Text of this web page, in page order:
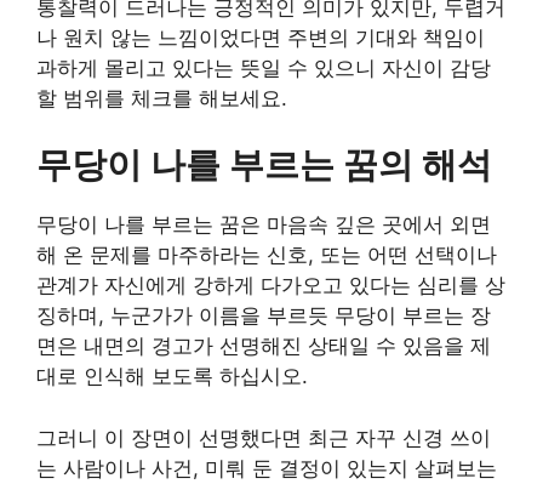
통찰력이 드러나는 긍정적인 의미가 있지만, 두렵거
나 원치 않는 느낌이었다면 주변의 기대와 책임이
과하게 몰리고 있다는 뜻일 수 있으니 자신이 감당
할 범위를 체크를 해보세요.
무당이 나를 부르는 꿈의 해석
무당이 나를 부르는 꿈은 마음속 깊은 곳에서 외면
해 온 문제를 마주하라는 신호, 또는 어떤 선택이나
관계가 자신에게 강하게 다가오고 있다는 심리를 상
징하며, 누군가가 이름을 부르듯 무당이 부르는 장
면은 내면의 경고가 선명해진 상태일 수 있음을 제
대로 인식해 보도록 하십시오.
그러니 이 장면이 선명했다면 최근 자꾸 신경 쓰이
는 사람이나 사건, 미뤄 둔 결정이 있는지 살펴보는